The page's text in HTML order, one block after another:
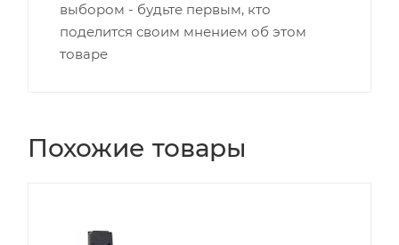
выбором - будьте первым, кто
поделится своим мнением об этом
товаре
Похожие товары